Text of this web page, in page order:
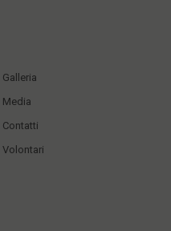
Galleria
Media
Contatti
Volontari